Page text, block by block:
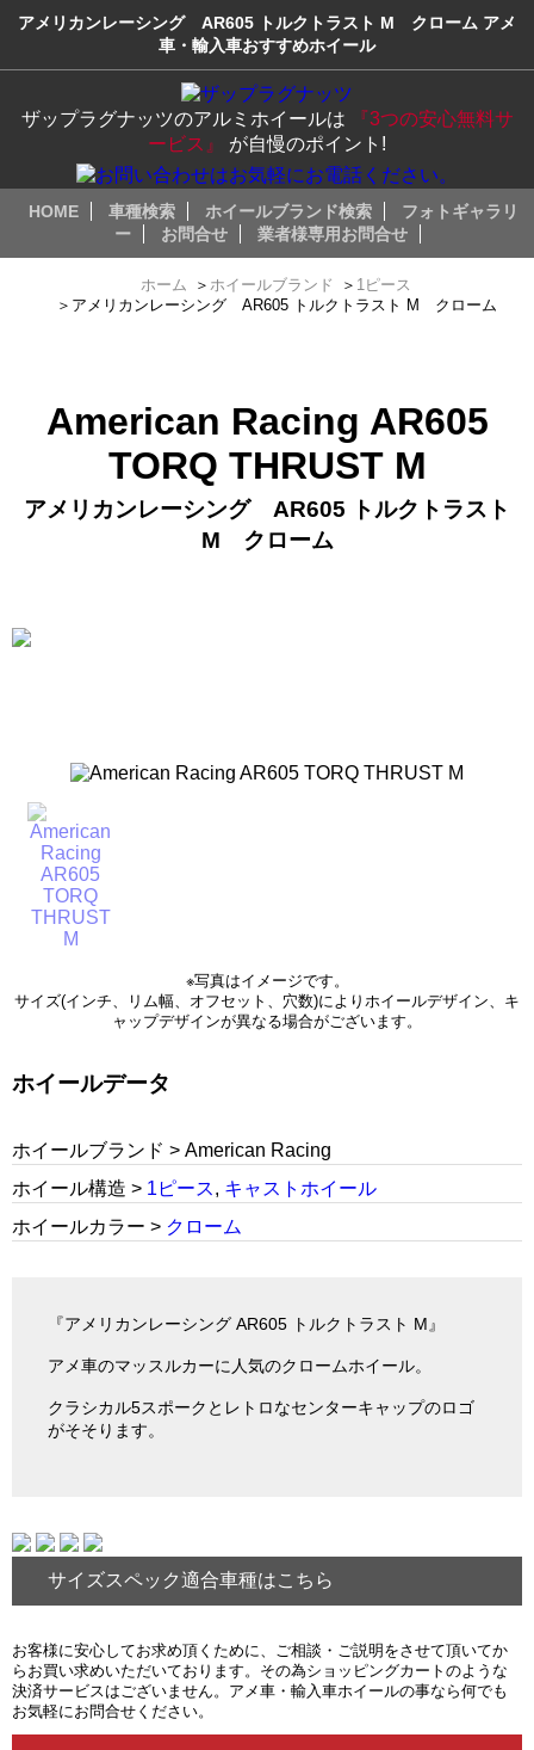
アメリカンレーシング AR605 トルクトラスト M クローム アメ
車・輸入車おすすめホイール
ザップラグナッツのアルミホイールは
『3つの安心無料サ
ービス』 が自慢のポイント!
HOME 車種検索 ホイールブランド検索
フォトギャラリ
ー
お問合せ 業者様専用お問合せ
ホーム ＞ ホイールブランド ＞ 1ピース
＞ アメリカンレーシング AR605 トルクトラスト M クローム
American Racing AR605
TORQ THRUST M
アメリカンレーシング AR605 トルクトラスト
M クローム
※写真はイメージです。
サイズ(インチ、リム幅、オフセット、穴数)によりホイールデザイン、キ
ャップデザインが異なる場合がございます。
ホイールデータ
ホイールブランド > American Racing
ホイール構造 > 1ピース, キャストホイール
ホイールカラー > クローム
『アメリカンレーシング AR605 トルクトラスト M』
アメ車のマッスルカーに人気のクロームホイール。
クラシカル5スポークとレトロなセンターキャップのロゴ
がそそります。
サイズスペック適合車種はこちら
お客様に安心してお求め頂くために、ご相談・ご説明をさせて頂いてか
らお買い求めいただいております。その為ショッピングカートのような
決済サービスはございません。アメ車・輸入車ホイールの事なら何でも
お気軽にお問合せください。